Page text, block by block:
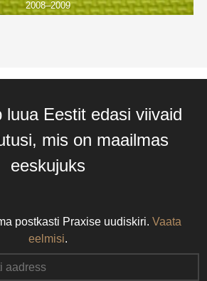
2008–2009
luua Eestit edasi viivaid
mis on maailmas
eeskujuks
postkasti Praxise uudiskiri. Vaata
eelmisi.